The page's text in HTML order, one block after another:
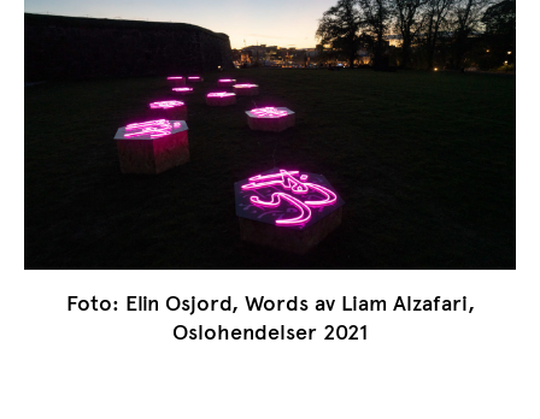
Foto: Elin Osjord, Words av Liam Alzafari,
Oslohendelser 2021